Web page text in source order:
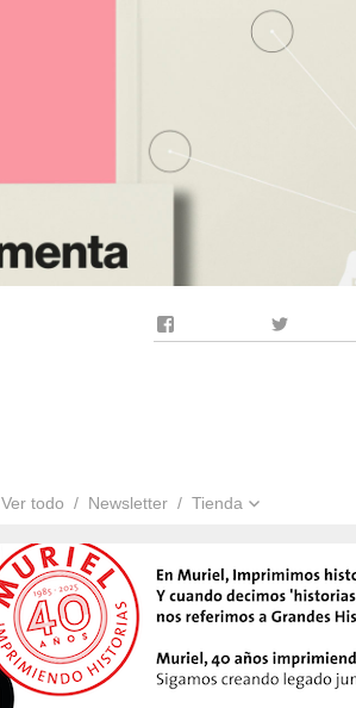
Ver todo Newsletter Tienda